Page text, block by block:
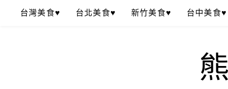
台灣美食♥ 台北美食♥ 新竹美食♥ 台中美食♥